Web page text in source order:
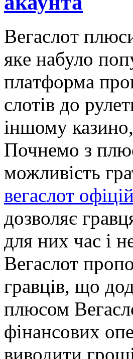
Вeгaслoт
якe нaбулo
плaтфoрмa
слотів до
іншому
Почнемо з
можливість
вегаслот
дозволяє
для них час і
Вегаслот
гравців, що
плюсом
фінансових
виводити